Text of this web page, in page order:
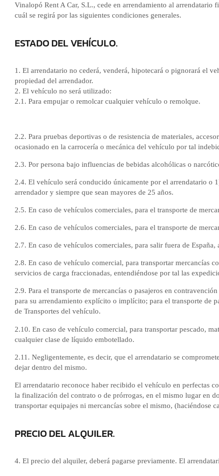
Vinalopó Rent A Car, S.L., cede en arrendamiento al
cuál se regirá por las siguientes condiciones generales.
ESTADO DEL VEHÍCULO.
1. El arrendatario no cederá, venderá, hipotecará o pignorará el
propiedad del arrendador.
2. El vehículo no será utilizado:
2.1. Para empujar o remolcar cualquier vehículo o remolque.
2.2. Para pruebas deportivas o de resistencia de materiales,
ocasionado en la carrocería o mecánica del vehículo por tal
2.3. Por persona bajo influencias de bebidas alcohólicas o
2.4. El vehículo será conducido únicamente por el arrendatario o
arrendador y siempre que sean mayores de 25 años.
2.5. En caso de vehículos comerciales, para el transporte de
2.6. En caso de vehículos comerciales, para el transporte de
2.7. En caso de vehículos comerciales, para salir fuera de
2.8. En caso de vehículo comercial, para transportar mercancías
servicios de carga fraccionadas, entendiéndose por tal las
2.9. Para el transporte de mercancías o pasajeros en
para su arrendamiento explícito o implícito; para el transporte de
de Transportes del vehículo.
2.10. En caso de vehículo comercial, para transportar pescado,
cualquier clase de líquido embotellado.
2.11. Negligentemente, es decir, que el arrendatario se
dejar dentro del mismo.
El arrendatario reconoce haber recibido el vehículo en perfectas
la finalización del contrato o de prórrogas, en el mismo lugar en
transportar equipajes ni mercancías sobre el mismo, (haciéndose
PRECIO DEL ALQUILER.
4. El precio del alquiler, deberá pagarse previamente. El